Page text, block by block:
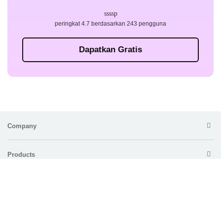
Dapatkan Gratis
peringkat 4.7 berdasarkan 243 pengguna
Company
Products